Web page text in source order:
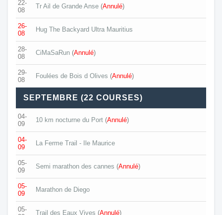
22-
08
Tr Ail de Grande Anse (Annulé)
26-
08
Hug The Backyard Ultra Mauritius
28-
08
CiMaSaRun (Annulé)
29-
08
Foulées de Bois d Olives (Annulé)
SEPTEMBRE (22 COURSES)
04-
09
10 km nocturne du Port (Annulé)
04-
09
La Ferme Trail - Ile Maurice
05-
09
Semi marathon des cannes (Annulé)
05-
09
Marathon de Diego
05-
Trail des Eaux Vives (Annulé)